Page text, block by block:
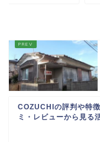
COZUCHIの評判や特
ミ・レビューから見る